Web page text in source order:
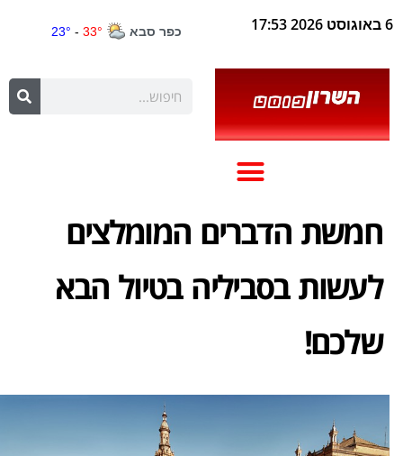
6 באוגוסט 2026 17:53
חמשת הדברים המומלצים
לעשות בסביליה בטיול הבא
שלכם!